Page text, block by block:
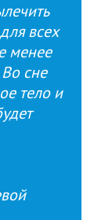
всех
менее
сне
тело и